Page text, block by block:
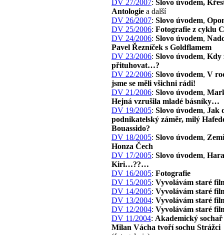
DV 27/2007: Slovo úvodem,
Antologie a další
DV 26/2007: Slovo úvodem,
DV 25/2006: Fotografie z cyklu
DV 24/2006: Slovo úvodem,
Pavel Řezníček s Goldflamem
DV 23/2006: Slovo úvodem, Kdy
přituhovat…?
DV 22/2006: Slovo úvodem, V
jsme se měli všichni rádi!
DV 21/2006: Slovo úvodem,
Hejná vzrušila mladé básníky…
DV 19/2005: Slovo úvodem, Jak
podnikatelský záměr, milý
Bouassido?
DV 18/2005: Slovo úvodem,
Honza Čech
DV 17/2005: Slovo úvodem, Hara
Kiri…??…
DV 16/2005: Fotografie
DV 15/2005: Vyvolávám staré
DV 14/2005: Vyvolávám staré
DV 13/2004: Vyvolávám staré
DV 12/2004: Vyvolávám staré
DV 11/2004: Akademický sochař
Milan Vácha tvoří sochu Strážci